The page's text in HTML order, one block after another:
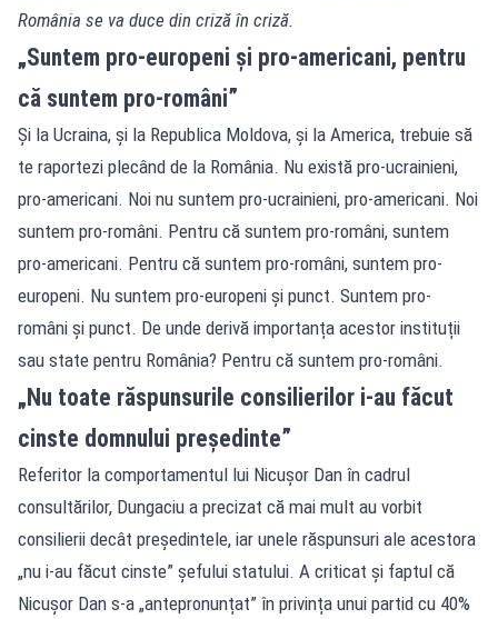
România se va duce din criză în criză.
„Suntem pro-europeni și pro-americani, pentru
că suntem pro-români”
Și la Ucraina, și la Republica Moldova, și la America, trebuie să
te raportezi plecând de la România. Nu există pro-ucrainieni,
pro-americani. Noi nu suntem pro-ucrainieni, pro-americani. Noi
suntem pro-români. Pentru că suntem pro-români, suntem
pro-americani. Pentru că suntem pro-români, suntem pro-
europeni. Nu suntem pro-europeni și punct. Suntem pro-
români și punct. De unde derivă importanța acestor instituții
sau state pentru România? Pentru că suntem pro-români.
„Nu toate răspunsurile consilierilor i-au făcut
cinste domnului președinte”
Referitor la comportamentul lui Nicușor Dan în cadrul
consultărilor, Dungaciu a precizat că mai mult au vorbit
consilierii decât președintele, iar unele răspunsuri ale acestora
„nu i-au făcut cinste” șefului statului. A criticat și faptul că
Nicușor Dan s-a „antepronunțat” în privința unui partid cu 40%